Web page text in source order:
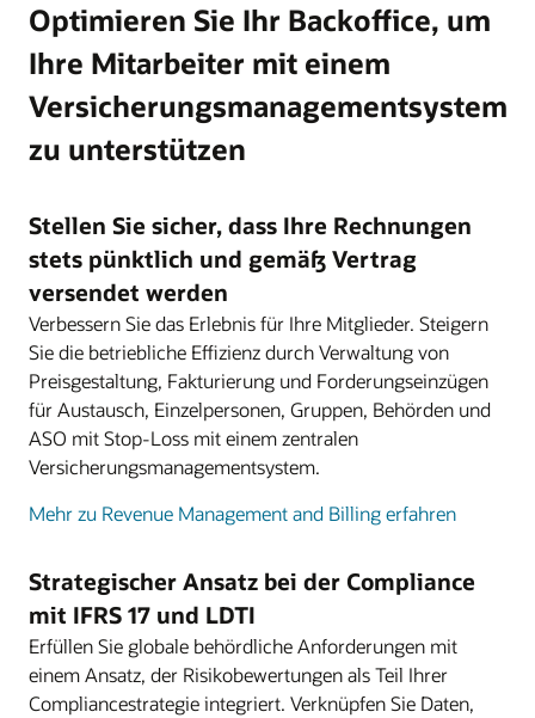
Optimieren Sie Ihr Backoffice, um
Ihre Mitarbeiter mit einem
Versicherungsmanagementsystem
zu unterstützen
Stellen Sie sicher, dass Ihre Rechnungen
stets pünktlich und gemäß Vertrag
versendet werden
Verbessern Sie das Erlebnis für Ihre Mitglieder. Steigern
Sie die betriebliche Effizienz durch Verwaltung von
Preisgestaltung, Fakturierung und Forderungseinzügen
für Austausch, Einzelpersonen, Gruppen, Behörden und
ASO mit Stop-Loss mit einem zentralen
Versicherungsmanagementsystem.
Mehr zu Revenue Management and Billing erfahren
Strategischer Ansatz bei der Compliance
mit IFRS 17 und LDTI
Erfüllen Sie globale behördliche Anforderungen mit
einem Ansatz, der Risikobewertungen als Teil Ihrer
Compliancestrategie integriert. Verknüpfen Sie Daten,